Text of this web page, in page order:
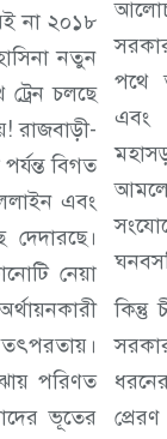
না ২০১৮
নতুন
চলছে
রাজবাড়ী-
বিগত
এবং
নেয়া
পরিণত
ভূতের
পথে
এবং
কিন্তু